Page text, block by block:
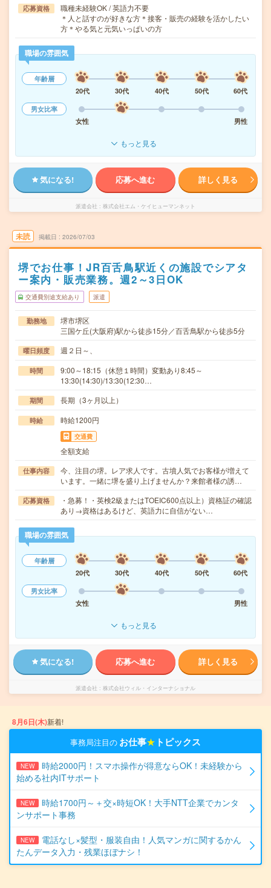
応募資格
職種未経験OK / 英語力不要
＊人と話すのが好きな方＊接客・販売の経験を活かしたい
方＊やる気と元気いっぱいの方
職場の雰囲気
年齢層
20代
30代 40代 50代
60代
男女比率
女性
男性
もっと見る
気になる! 応募へ進む 詳しく見る
派遣会社 株式会社エム・ケイヒューマンネット
未読 掲載日 2026/07/03
堺でお仕事！JR百舌鳥駅近くの施設でシアタ
ー案内・販売業務。週2～3日OK
交通費別途支給あり 派遣
勤務地
堺市堺区
三国ケ丘(大阪府)駅から徒歩15分／百舌鳥駅から徒歩5分
曜日頻度 週２日～、
時間
9:00～18:15（休憩１時間）変動あり8:45～
13:30(14:30)/13:30(12:30…
期間 長期（3ヶ月以上）
時給 時給1200円
交通費
全額支給
仕事内容
今、注目の堺。レア求人です。古墳人気でお客様が増えて
います。一緒に堺を盛り上げませんか？来館者様の誘…
応募資格
・急募！・英検2級またはTOEIC600点以上）資格証の確認
あり→資格はあるけど、英語力に自信がない…
職場の雰囲気
年齢層
20代
30代 40代 50代
60代
男女比率
女性
男性
もっと見る
気になる! 応募へ進む 詳しく見る
派遣会社 株式会社ウィル・インターナショナル
8月6日(木)新着!
事務局注目の お仕事★ トピックス
NEW
時給2000円！スマホ操作が得意ならOK！未経験から
始める社内ITサポート
NEW
時給1700円～＋交×時短OK！大手NTT企業でカンタ
ンサポート事務
NEW
電話なし×髪型・服装自由！人気マンガに関するかん
たんデータ入力・残業ほぼナシ！